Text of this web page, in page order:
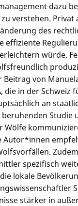
dazu
verstehen. Privat
des
effiziente
würde.
von
die in der Schweiz
an
Studie
Wölfe
spezifisch
lokale
stärker in